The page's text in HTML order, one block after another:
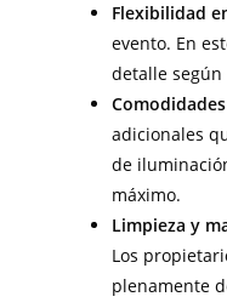
Flexibilidad
evento. En
detalle según
adicionales
de
máximo.
Limpieza y
Los
plenamente